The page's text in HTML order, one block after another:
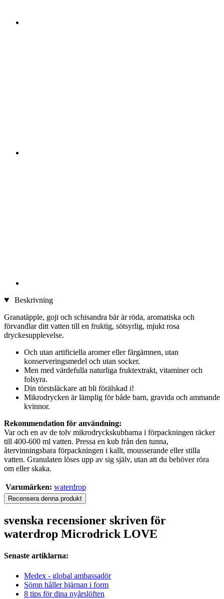
Beskrivning
Granatäpple, goji och schisandra bär är röda, aromatiska och
förvandlar ditt vatten till en fruktig, sötsyrlig, mjukt rosa
dryckesupplevelse.
Och utan artificiella aromer eller färgämnen, utan
konserveringsmedel och utan socker.
Men med värdefulla naturliga fruktextrakt, vitaminer och
folsyra.
Din törstsläckare att bli förälskad i!
Mikrodrycken är lämplig för både barn, gravida och ammande
kvinnor.
Rekommendation för användning:
Var och en av de tolv mikrodryckskubbarna i förpackningen räcker
till 400-600 ml vatten. Pressa en kub från den tunna,
återvinningsbara förpackningen i kallt, mousserande eller stilla
vatten. Granulaten löses upp av sig själv, utan att du behöver röra
om eller skaka.
Varumärken: waterdrop
Recensera denna produkt
svenska recensioner skriven för
waterdrop Microdrick LOVE
Senaste artiklarna:
Medex - global ambassadör
Sömn håller hjärnan i form
8 tips för dina nyårslöften